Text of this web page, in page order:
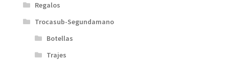
Regalos
Trocasub-Segundamano
Botellas
Trajes